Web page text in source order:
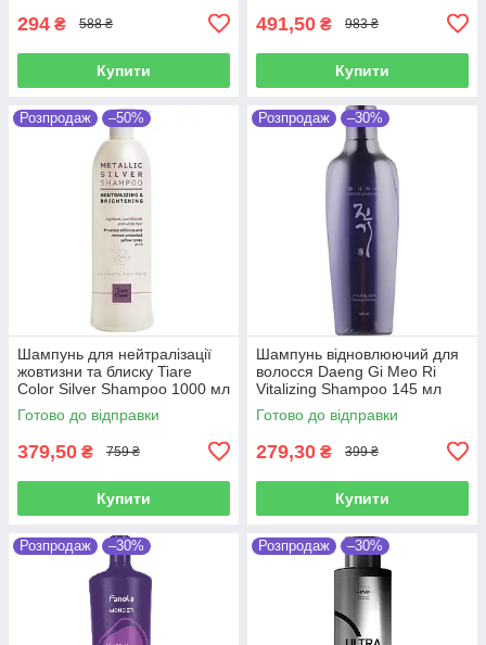
294 ₴ 588 ₴
Купити
491,50 ₴ 983 ₴
Купити
Розпродаж –50%
Шампунь для нейтралізації
жовтизни та блиску Tiare
Color Silver Shampoo 1000 мл
Готово до відправки
379,50 ₴ 759 ₴
Купити
Розпродаж –30%
Шампунь відновлюючий для
волосся Daeng Gi Meo Ri
Vitalizing Shampoo 145 мл
Готово до відправки
279,30 ₴ 399 ₴
Купити
Розпродаж –30% Розпродаж –30%